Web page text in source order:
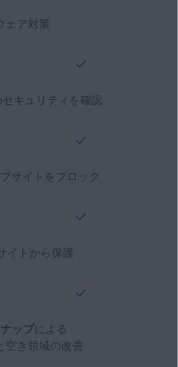
ェア対策
キュリティを確認
サイトをブロック
イトから保護
ップによる
空き領域の改善